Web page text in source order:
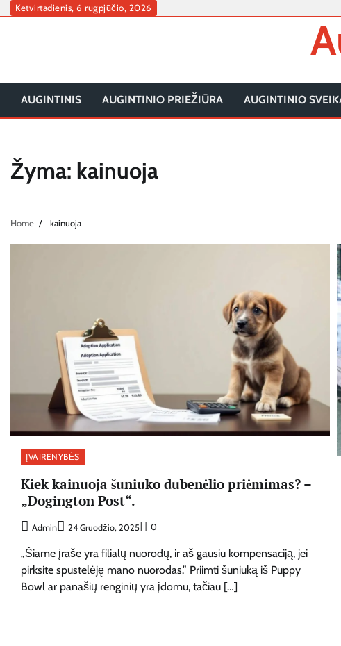
SkipKetvirtadienis, 6 rugpjūčio, 2026
AUGINTINIS
AUGINTINIO PRIEŽIŪRA AUGINTINIO
Žyma: kainuoja
Home kainuoja
ĮVAIRENYBĖS
Kiek kainuoja šuniuko dubenėlio priėmimas? –
„Dogington Post“.
Admin 24 Gruodžio, 2025 0
„Šiame įraše yra filialų nuorodų, ir aš gausiu kompensaciją, jei
pirksite spustelėję mano nuorodas.” Priimti šuniuką iš Puppy
Bowl ar panašių renginių yra įdomu, tačiau […]